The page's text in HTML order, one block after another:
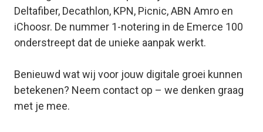
Deltafiber, Decathlon, KPN, Picnic, ABN Amro en
iChoosr. De nummer 1-notering in de Emerce 100
onderstreept dat de unieke aanpak werkt.
Benieuwd wat wij voor jouw digitale groei kunnen
betekenen? Neem contact op – we denken graag
met je mee.